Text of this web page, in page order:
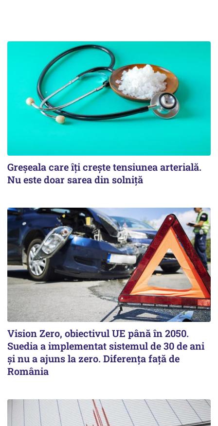
Greșeala care îți crește tensiunea arterială.
Nu este doar sarea din solniță
Vision Zero, obiectivul UE până în 2050.
Suedia a implementat sistemul de 30 de ani
şi nu a ajuns la zero. Diferenţa faţă de
România